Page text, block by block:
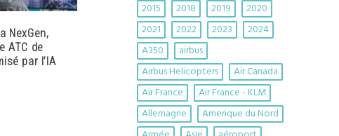
NexGen,
ATC de
par l’IA
2015 2018 2019
2020
2021
2022 2023
2024
A350
airbus
Airbus Helicopters
Air Canada
Air France
Air France - KLM
Allemagne
Amerique du Nord